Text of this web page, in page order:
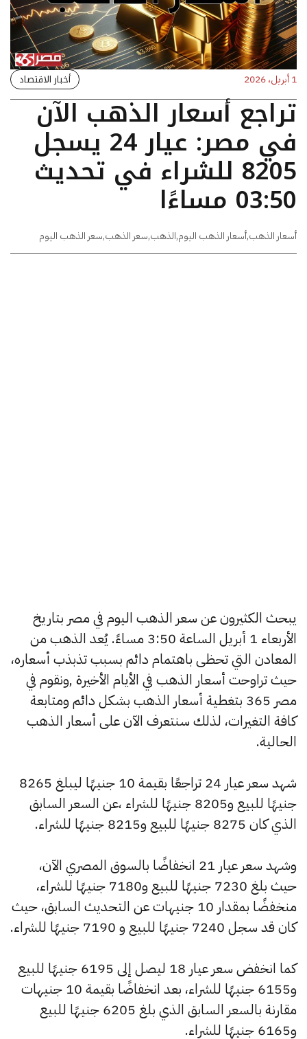
1 أبريل، 2026 أخبار الاقتصاد
تراجع أسعار الذهب الآن
في مصر: عيار 24 يسجل
8205 للشراء في تحديث
03:50 مساءًا
أسعار الذهب,أسعار الذهب اليوم,الذهب,سعر الذهب,سعر الذهب اليوم
يبحث الكثيرون عن سعر الذهب اليوم في مصر بتاريخ
الأربعاء 1 أبريل الساعة 3:50 مساءً. يُعد الذهب من
المعادن التي تحظى باهتمام دائم بسبب تذبذب أسعاره،
حيث تراوحت أسعار الذهب في الأيام الأخيرة ,ونقوم في
مصر 365 بتغطية أسعار الذهب بشكل دائم ومتابعة
كافة التغيرات، لذلك سنتعرف الآن على أسعار الذهب
الحالية.
شهد سعر عيار 24 تراجعًا بقيمة 10 جنيهًا ليبلغ 8265
جنيهًا للبيع و8205 جنيهًا للشراء ،عن السعر السابق
الذي كان 8275 جنيهًا للبيع و8215 جنيهًا للشراء.
وشهد سعر عيار 21 انخفاضًا بالسوق المصري الآن،
حيث بلغ 7230 جنيهًا للبيع و7180 جنيهًا للشراء،
منخفضًا بمقدار 10 جنيهات عن التحديث السابق، حيث
كان قد سجل 7240 جنيهًا للبيع و 7190 جنيهًا للشراء.
كما انخفض سعر عيار 18 ليصل إلى 6195 جنيهًا للبيع
و6155 جنيهًا للشراء، بعد انخفاضًا بقيمة 10 جنيهات
مقارنة بالسعر السابق الذي بلغ 6205 جنيهًا للبيع
و6165 جنيهًا للشراء.